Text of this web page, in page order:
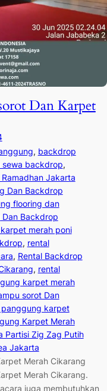
Dan Karpet
, backdrop
sewa backdrop
Jakarta
Dan Backdrop
flooring dan
Backdrop
merah poni
, rental
, Rental Backdrop
, rental
karpet merah
sorot Dan
panggung karpet
Karpet Merah
Partisi Zig Zag Putih
Jakarta
Merah Cikarang
Merah Cikarang.
juga membutuhkan